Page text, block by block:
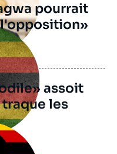
pourrait
assoit
traque les